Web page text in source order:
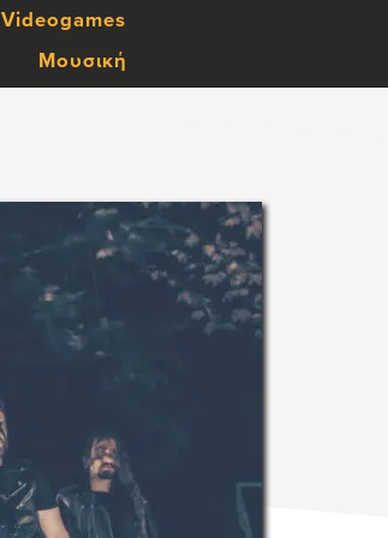
Videogames
Μουσική